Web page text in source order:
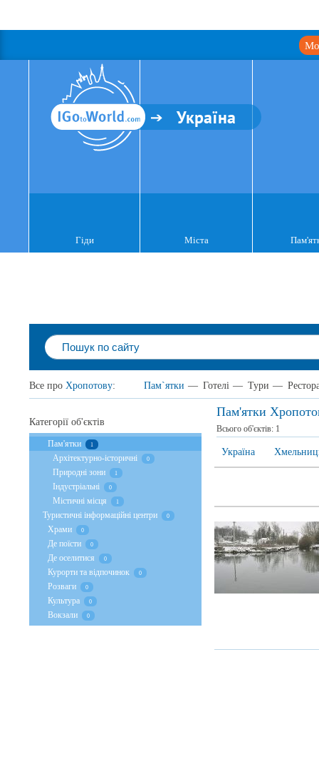
Україна
Гіди Міста
Все про Хропотову: Пам`ятки — Готелі — Тури —
Пам'ятки
Всього об'єктів: 1
Україна
Категорії об'єктів
Пам'ятки 1
Архітектурно-історичні 0
Природні зони 1
Індустріальні 0
Містичні місця 1
Туристичні інформаційні центри 0
Храми 0
Де поїсти 0
Де оселитися 0
Курорти та відпочинок 0
Розваги 0
Культура 0
Вокзали 0